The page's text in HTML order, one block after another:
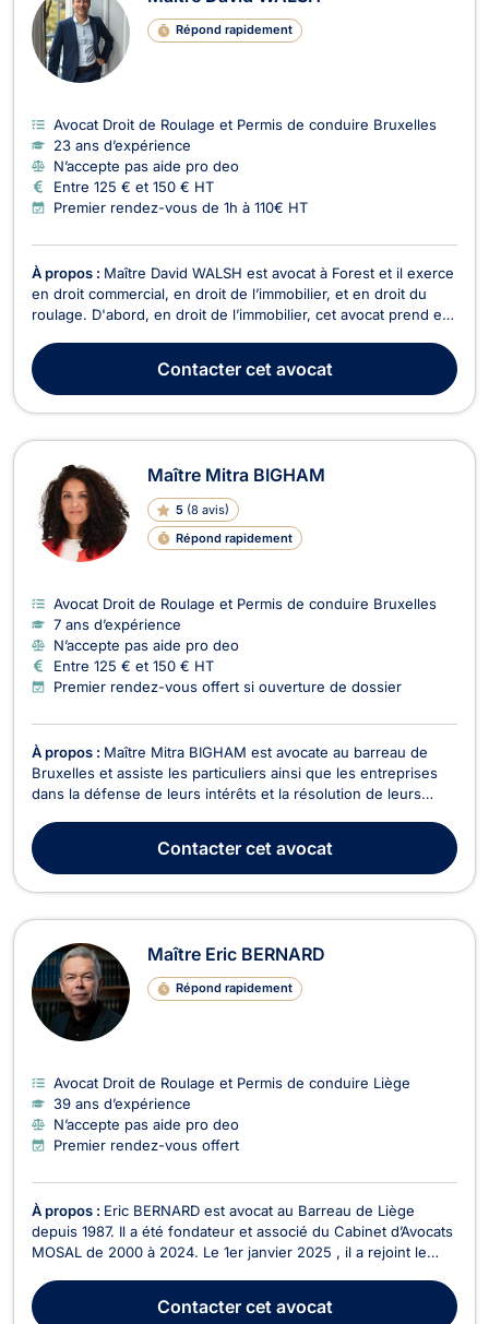
Répond rapidement
Avocat Droit de Roulage et Permis de conduire Bruxelles
23 ans d’expérience
N’accepte pas aide pro deo
Entre 125 € et 150 € HT
Premier rendez-vous de 1h à 110€ HT
À propos : Maître David WALSH est avocat à Forest et il exerce
en droit commercial, en droit de l’immobilier, et en droit du
roulage. D'abord, en droit de l’immobilier, cet avocat prend en
immeuble (baux d’habitation ou commerciaux), et plus
généralement, pour tout acte ...
Contactercet avocat
Maître Mitra BIGHAM
5 (8 avis)
Répond rapidement
Avocat Droit de Roulage et Permis de conduire Bruxelles
7 ans d’expérience
N’accepte pas aide pro deo
Entre 125 € et 150 € HT
Premier rendez-vous offert si ouverture de dossier
À propos : Maître Mitra BIGHAM est avocate au barreau de
Bruxelles et assiste les particuliers ainsi que les entreprises
dans la défense de leurs intérêts et la résolution de leurs
les litiges liés aux sinistres et aux accidents médicaux. Elle
accompagne ses clients dans leur...
Contactercet avocat
Maître Eric BERNARD
Répond rapidement
Avocat Droit de Roulage et Permis de conduire Liège
39 ans d’expérience
N’accepte pas aide pro deo
Premier rendez-vous offert
À propos : Eric BERNARD est avocat au Barreau de Liège
depuis 1987. Il a été fondateur et associé du Cabinet d’Avocats
MOSAL de 2000 à 2024. Le 1er janvier 2025 , il a rejoint le
WWW.AVOCATS-JAK.BE Il est également juge suppléant
depuis 1994, d’abord à la Justice de Paix du canton de L...
Contactercet avocat